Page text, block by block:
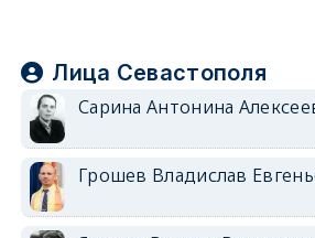
Лица Севастополя
Сарина Антонина
Грошев Владислав